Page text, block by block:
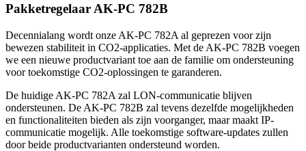
Pakketregelaar AK-PC 782B
Decennialang wordt onze AK-PC 782A al geprezen voor zijn
bewezen stabiliteit in CO2-applicaties. Met de AK-PC 782B voegen
we een nieuwe productvariant toe aan de familie om ondersteuning
voor toekomstige CO2-oplossingen te garanderen.
De huidige AK-PC 782A zal LON-communicatie blijven
ondersteunen. De AK-PC 782B zal tevens dezelfde mogelijkheden
en functionaliteiten bieden als zijn voorganger, maar maakt IP-
communicatie mogelijk. Alle toekomstige software-updates zullen
door beide productvarianten ondersteund worden.